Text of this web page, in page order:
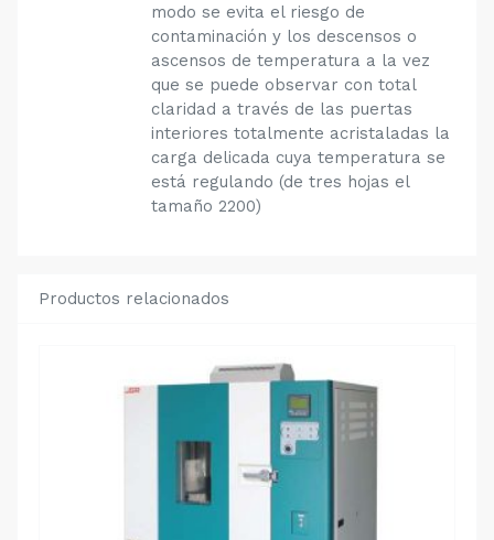
modo se evita el riesgo de
contaminación y los descensos o
ascensos de temperatura a la vez
que se puede observar con total
claridad a través de las puertas
interiores totalmente acristaladas la
carga delicada cuya temperatura se
está regulando (de tres hojas el
tamaño 2200)
Productos relacionados